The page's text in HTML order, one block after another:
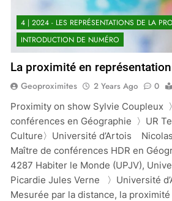
4 | 2024 - LES REPRÉSENTATIONS DE LA
INTRODUCTION DE NUMÉRO
La proximité en représentation
Geoproximites 2 Years Ago 0
Proximity on show Sylvie Coupleux
conférences en Géographie 〉UR
Culture〉Université d’Artois
Maître de conférences HDR en
4287 Habiter le Monde (UPJV),
Picardie Jules Verne 〉Université
Mesurée par la distance, la